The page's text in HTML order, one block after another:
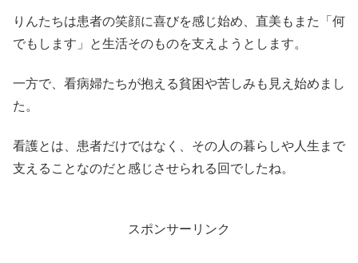
りんたちは患者の笑顔に喜びを感じ始め、直美もまた「何
でもします」と生活そのものを支えようとします。
一方で、看病婦たちが抱える貧困や苦しみも見え始めまし
た。
看護とは、患者だけではなく、その人の暮らしや人生まで
支えることなのだと感じさせられる回でしたね。
スポンサーリンク